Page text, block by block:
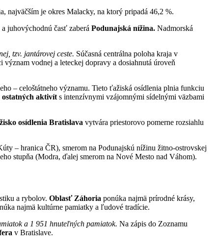
najväčším je okres Malacky, na ktorý pripadá 46,2 %.
juhovýchodnú časť zaberá Podunajská nížina. Nadmorská
tzv. jantárovej ceste. Súčasná centrálna poloha kraja v
vodnej a leteckej dopravy a dosiahnutá úroveň
– celoštátneho významu. Tieto ťažiská osídlenia plnia funkciu
ostatných aktivít s intenzívnymi vzájomnými sídelnými väzbami
osídlenia Bratislava vytvára priestorovo pomerne rozsiahlu
– hranica ČR), smerom na Podunajskú nížinu žitno-ostrovskej
stupňa (Modra, ďalej smerom na Nové Mesto nad Váhom).
a rybolov. Oblasť Záhoria ponúka najmä prírodné krásy,
najmä kultúrne pamiatky a ľudové tradície.
a 1 951 hnuteľných pamiatok. Na zápis do Zoznamu
v Bratislave.